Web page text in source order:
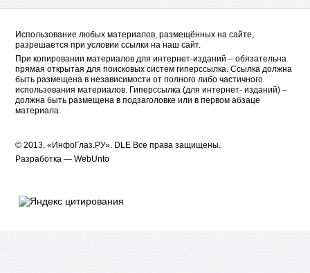
Использование любых материалов, размещённых на сайте,
разрешается при условии ссылки на наш сайт.
При копировании материалов для интернет-изданий – обязательна
прямая открытая для поисковых систем гиперссылка. Ссылка должна
быть размещена в независимости от полного либо частичного
использования материалов. Гиперссылка (для интернет- изданий) –
должна быть размещена в подзаголовке или в первом абзаце
материала.
© 2013, «ИнфоГлаз.РУ». DLE Все права защищены.
Разработка —WebUnto